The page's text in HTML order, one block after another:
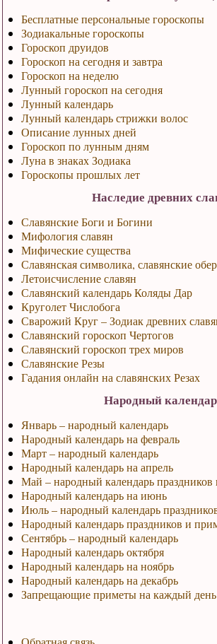
Бесплатные персональные гороскопы
Зодиакальные гороскопы
Гороскоп друидов
Гороскоп на сегодня и завтра
Гороскоп на неделю
Лунный гороскоп на сегодня
Лунный календарь
Лунный календарь стрижки волос
Описание лунных дней
Гороскоп по лунным дням
Луна в знаках Зодиака
Гороскопы прошлых лет
Наследие древних
Славянские Боги и Богини
Мифология славян
Мифические существа
Славянская символика, славянские
Летоисчисление славян
Славянский календарь Коляды Дар
Круголет Числобога
Сварожий Круг – Зодиак древних
Славянский гороскоп Чертогов
Славянский гороскоп трех миров
Славянские Резы
Гадания онлайн на славянских Резах
Народный
Январь – народный календарь
Народный календарь на февраль
Март – народный календарь
Народный календарь на апрель
Май – народный календарь праздников
Народный календарь на июнь
Июль – народный календарь
Народный календарь праздников и
Сентябрь – народный календарь
Народный календарь октября
Народный календарь на ноябрь
Народный календарь на декабрь
Запрещающие приметы на каждый день